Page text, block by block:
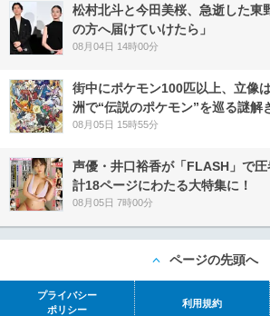
松村北斗と今田美桜、急逝した東
の方へ届けていけたら」
08月04日 14時00分
街中にポケモン100匹以上、立像
洲で“伝説のポケモン”を巡る謎解
08月05日 15時55分
声優・井口裕香が「FLASH」で圧
計18ページにわたる大特集に！
08月05日 7時00分
ページの先頭へ
プライバシー
ポリシー
利用規約